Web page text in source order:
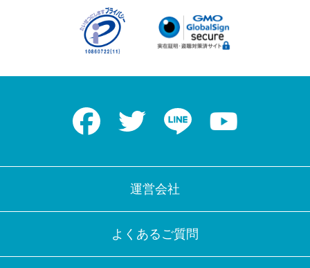
Facebook Twitter LINE
運営会社
よくあるご質問